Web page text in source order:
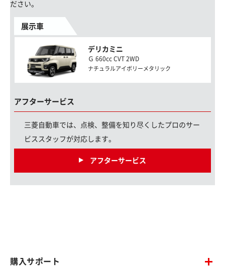
ださい。
展示車
デリカミニ
Ｇ 660cc CVT 2WD
ナチュラルアイボリーメタリック
アフターサービス
三菱自動車では、点検、整備を知り尽くしたプロのサー
ビススタッフが対応します。
アフターサービス
購入サポート